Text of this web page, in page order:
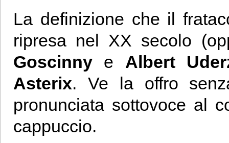
La definizione che il
ripresa nel XX secolo
Goscinny e Albert
Asterix. Ve la offro
pronunciata sottovoce al
cappuccio.